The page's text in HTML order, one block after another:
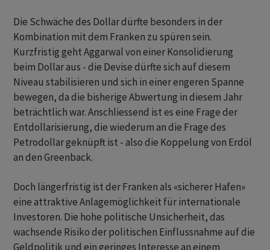
Die Schwäche des Dollar dürfte besonders in der
Kombination mit dem Franken zu spüren sein.
Kurzfristig geht Aggarwal von einer Konsolidierung
beim Dollar aus - die Devise dürfte sich auf diesem
Niveau stabilisieren und sich in einer engeren Spanne
bewegen, da die bisherige Abwertung in diesem Jahr
beträchtlich war. Anschliessend ist es eine Frage der
Entdollarisierung, die wiederum an die Frage des
Petrodollar geknüpft ist - also die Koppelung von Erdöl
an den Greenback.
Doch längerfristig ist der Franken als «sicherer Hafen»
eine attraktive Anlagemöglichkeit für internationale
Investoren. Die hohe politische Unsicherheit, das
wachsende Risiko der politischen Einflussnahme auf die
Geldpolitik und ein geringes Interesse an einem